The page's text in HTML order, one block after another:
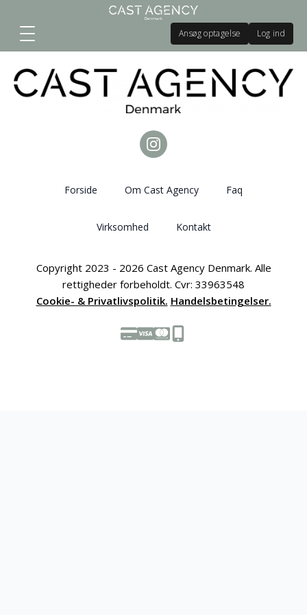
Ansøg optagelse Log ind
Forside Om Cast Agency Faq
Virksomhed Kontakt
Copyright 2023 - 2026 Cast Agency Denmark. Alle
rettigheder forbeholdt. Cvr: 33963548
Cookie- & Privatlivspolitik. Handelsbetingelser.